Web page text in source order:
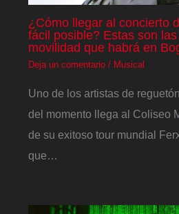
¿Cómo llegar al concierto
fácil posible? Estas son
movilidad que habrá en
Deja un comentario / Musical
Uno de los artistas de
del momento llega al Coliseo
de su exitoso tour mundial
que…